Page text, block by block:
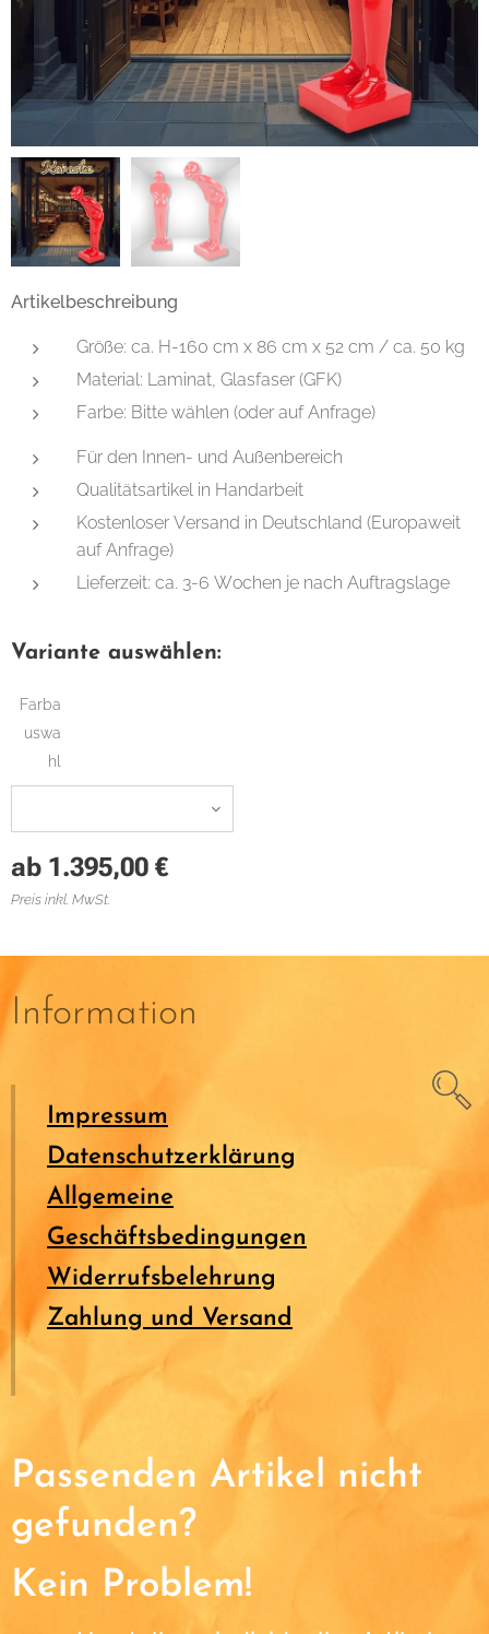
Artikelbeschreibung
Größe: ca. H-160 cm x 86 cm x 52 cm / ca. 50 kg
Material: Laminat, Glasfaser (GFK)
Farbe: Bitte wählen (oder auf Anfrage)
Für den Innen- und Außenbereich
Qualitätsartikel in Handarbeit
Kostenloser Versand in Deutschland (Europaweit
auf Anfrage)
Lieferzeit: ca. 3-6 Wochen je nach Auftragslage
Variante auswählen:
Farba
uswa
hl
ab 1.395,00 €
Preis inkl. MwSt.
Information
Impressum
Datenschutzerklärung
Allgemeine
Geschäftsbedingungen
Widerrufsbelehrung
Zahlung und Versand
Passenden Artikel nicht
gefunden?
Kein Problem!